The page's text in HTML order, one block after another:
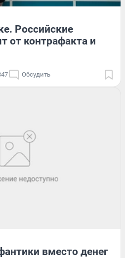
Российские
от контрафакта и
Обсудить
вместо денег